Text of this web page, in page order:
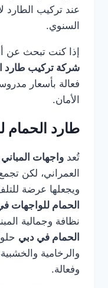
عند تركيب الطارد
السنوي.
إذا كنت تبحث عن
شركة تركيب طارد
فعالة بأسعار
الأمان.
طارد الحمام
تُعد واجهات
العمراني، لكن
ويجعلها عرضة
الحمام للواجهات
نظافة وجمالية
الحمام في دبي
والرخامية
وفعالة.